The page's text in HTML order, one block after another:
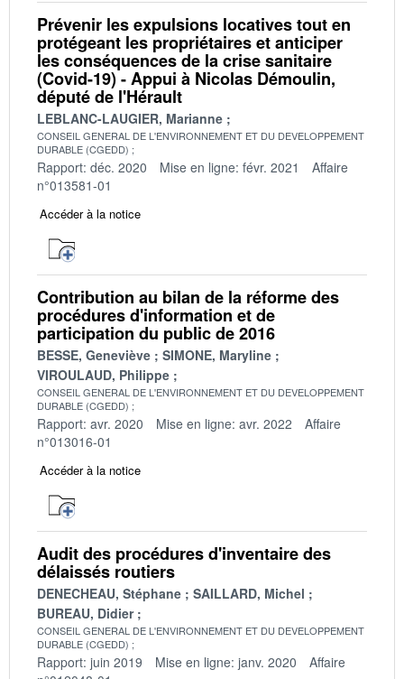
Prévenir les expulsions locatives tout en
protégeant les propriétaires et anticiper
les conséquences de la crise sanitaire
(Covid-19) - Appui à Nicolas Démoulin,
député de l'Hérault
LEBLANC-LAUGIER, Marianne
CONSEIL GENERAL DE L'ENVIRONNEMENT ET DU DEVELOPPEMENT
DURABLE (CGEDD)
Rapport: déc. 2020 Mise en ligne: févr. 2021
Affaire
n°013581-01
Accéder à la notice
Contribution au bilan de la réforme des
procédures d'information et de
participation du public de 2016
BESSE, Geneviève
SIMONE, Maryline
VIROULAUD, Philippe
CONSEIL GENERAL DE L'ENVIRONNEMENT ET DU DEVELOPPEMENT
DURABLE (CGEDD)
Rapport: avr. 2020 Mise en ligne: avr. 2022
Affaire
n°013016-01
Accéder à la notice
Audit des procédures d'inventaire des
délaissés routiers
DENECHEAU, Stéphane
SAILLARD, Michel
BUREAU, Didier
CONSEIL GENERAL DE L'ENVIRONNEMENT ET DU DEVELOPPEMENT
DURABLE (CGEDD)
Rapport: juin 2019 Mise en ligne: janv. 2020
Affaire